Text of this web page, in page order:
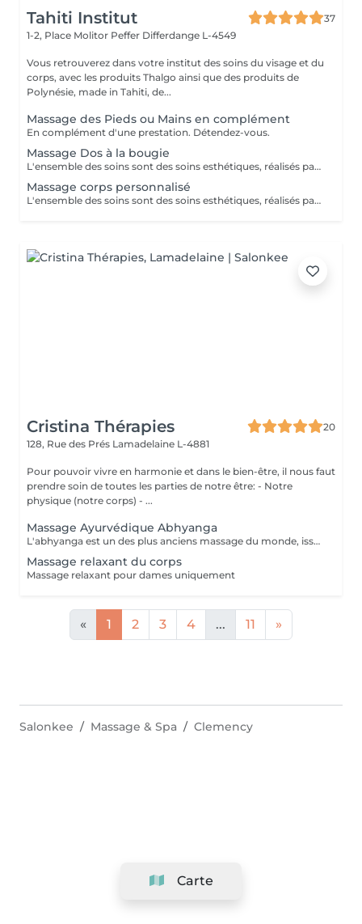
Tahiti Institut
37
1-2, Place Molitor Peffer Differdange L-4549
Vous retrouverez dans votre institut des soins du visage et du
corps, avec les produits Thalgo ainsi que des produits de
Polynésie, made in Tahiti, de...
Massage des Pieds ou Mains en complément
En complément d'une prestation. Détendez-vous.
Massage Dos à la bougie
L'ensemble des soins sont des soins esthétiques, réalisés par des esthéticiennes diplômées. Ils n'ont pas de visée médicale et les massages ne sont aucunement sexuels. Vous avez pris rendez-vous dans un institut de beauté. Merci de respecter le personnel
Massage corps personnalisé
L'ensemble des soins sont des soins esthétiques, réalisés par des esthéticiennes diplômées. Ils n'ont pas de visée médicale et les massages ne sont aucunement sexuels. Vous avez pris rendez-vous dans un institut de beauté. Merci de respecter le personnel
Cristina Thérapies
20
128, Rue des Prés Lamadelaine L-4881
Pour pouvoir vivre en harmonie et dans le bien-être, il nous faut
prendre soin de toutes les parties de notre être: - Notre
physique (notre corps) - ...
Massage Ayurvédique Abhyanga
L'abhyanga est un des plus anciens massage du monde, issus d'une sagesse indienne de plus de 5000 ans et de sa médecine, l'Ayurveda. Douceur, pressions ciblées et étirements vous invitent au lâcher prise totale. Le massage abhyanga signifie littéralement, massage à l'huile de tout le corps (y compris le cuir chevelu et le visage). C'est nourrissant, cela apaise vos doshas, donne de l'énergie, de l'endurance, du plaisir et du sommeil. La malaxation de la peau augmente sa longévité et nourrit toutes les parties du corps. Augmente la circulation en particulier nerveuse. Le patient est recouvert d'un drap qui sert à découvrir au fur et à mesure les parties à masser. Chaque massage est individualisé selon la prédominance des "doshas" et des déséquilibres du client. Après un massage ayurvédique, on ressent généralement une profonde sensation de détente et de légèreté, accompagnée d'un bien-être global tant physique que mental, grâce à la libération des tensions musculaires, la stimulation de la circulation et l'harmonisation des énergies. Le massage ayurvédique se pratique avec de l'huile, sauf exceptions liées à vos besoins spécifiques, il n'est donc pas nécessaire de porter une tenue particulière. Cependant, il faut prévoir simplement des sous-vêtements confortables et que vous ne craignez pas de tacher avec de l'huile. Prestation proposée uniquement aux dames. Réservation par téléphone au 00352 691 730 824. Paiement sur place en espèces.
Massage relaxant du corps
Massage relaxant pour dames uniquement
« 1 2 3 4 ... 11 »
Carte
Salonkee Massage & Spa Clemency